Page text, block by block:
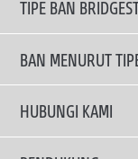
TIPE BAN
BAN MENURUT
Ban ENLITEN
Ban Performa
HUBUNGI KAMI
Email Kami